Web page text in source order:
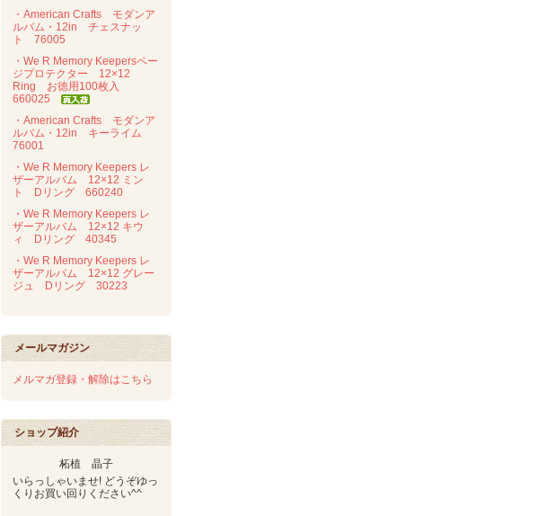
・American Crafts モダンア
ルバム・12in チェスナッ
ト 76005
・We R Memory Keepersペー
ジプロテクター 12×12
Ring お徳用100枚入
660025
・American Crafts モダンア
ルバム・12in キーライム
76001
・We R Memory Keepers レ
ザーアルバム 12×12 ミン
ト Dリング 660240
・We R Memory Keepers レ
ザーアルバム 12×12 キウ
ィ Dリング 40345
・We R Memory Keepers レ
ザーアルバム 12×12 グレー
ジュ Dリング 30223
メールマガジン
メルマガ登録・解除はこちら
ショップ紹介
柘植 晶子
いらっしゃいませ! どうぞゆっ
くりお買い回りください^^